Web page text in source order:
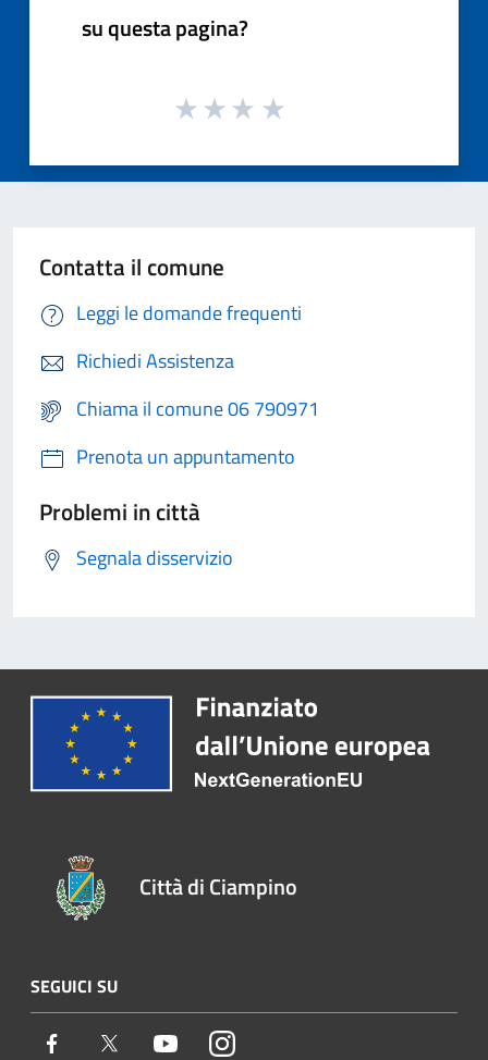
su questa pagina?
Contatta il comune
Leggi le domande frequenti
Richiedi Assistenza
Chiama il comune 06 790971
Prenota un appuntamento
Problemi in città
Segnala disservizio
Città di Ciampino
SEGUICI SU
Facebook Twitter YoutubeInstagram